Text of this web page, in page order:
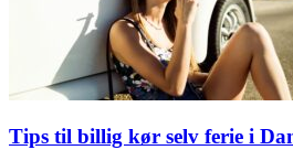
Tips til billig kør selv ferie i